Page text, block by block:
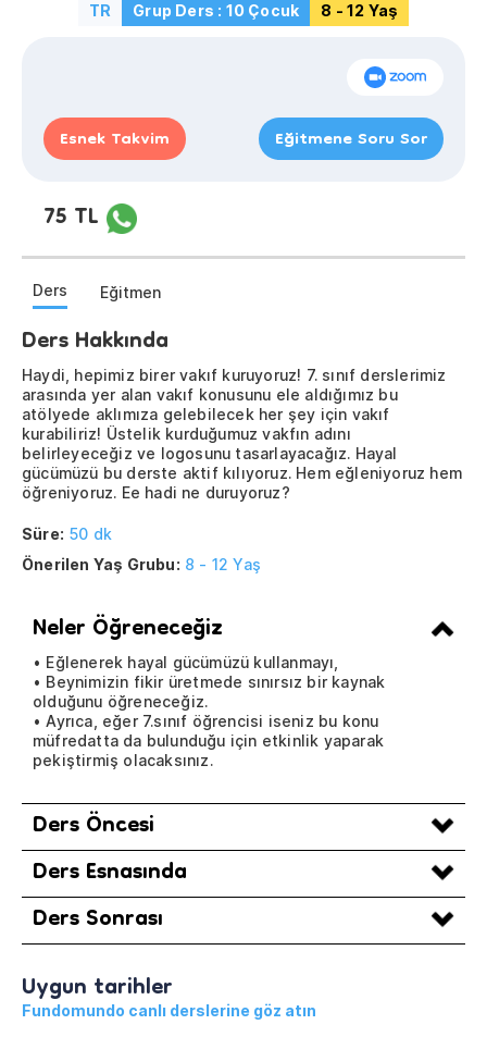
TR Grup Ders : 10 Çocuk 8 - 12 Yaş
Esnek Takvim Eğitmene Soru Sor
75 TL
Ders Eğitmen
Ders Hakkında
Haydi, hepimiz birer vakıf kuruyoruz! 7. sınıf derslerimiz
arasında yer alan vakıf konusunu ele aldığımız bu
atölyede aklımıza gelebilecek her şey için vakıf
kurabiliriz! Üstelik kurduğumuz vakfın adını
belirleyeceğiz ve logosunu tasarlayacağız. Hayal
gücümüzü bu derste aktif kılıyoruz. Hem eğleniyoruz hem
öğreniyoruz. Ee hadi ne duruyoruz?
Süre: 50 dk
Önerilen Yaş Grubu: 8 - 12 Yaş
Neler Öğreneceğiz
• Eğlenerek hayal gücümüzü kullanmayı,
• Beynimizin fikir üretmede sınırsız bir kaynak
olduğunu öğreneceğiz.
• Ayrıca, eğer 7.sınıf öğrencisi iseniz bu konu
müfredatta da bulunduğu için etkinlik yaparak
pekiştirmiş olacaksınız.
Ders Öncesi
Ders Esnasında
Ders Sonrası
Uygun tarihler
Fundomundo canlı derslerine göz atın